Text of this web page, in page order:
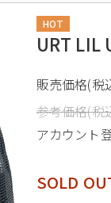
HOT
URT LIL
販売価格(税
参考価格(税
アカウント
SOLD